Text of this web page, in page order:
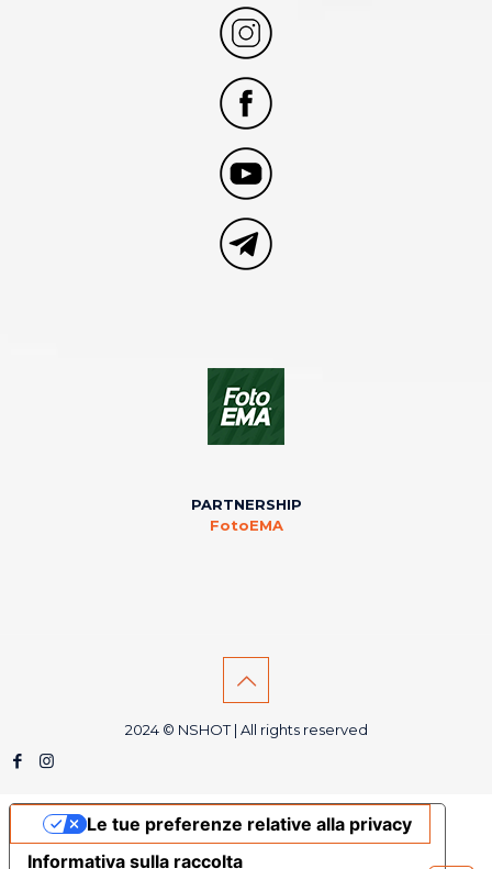
PARTNERSHIP
FotoEMA
2024 © NSHOT | All rights reserved
Informativa sulla raccolta
Le tue preferenze relative alla privacy